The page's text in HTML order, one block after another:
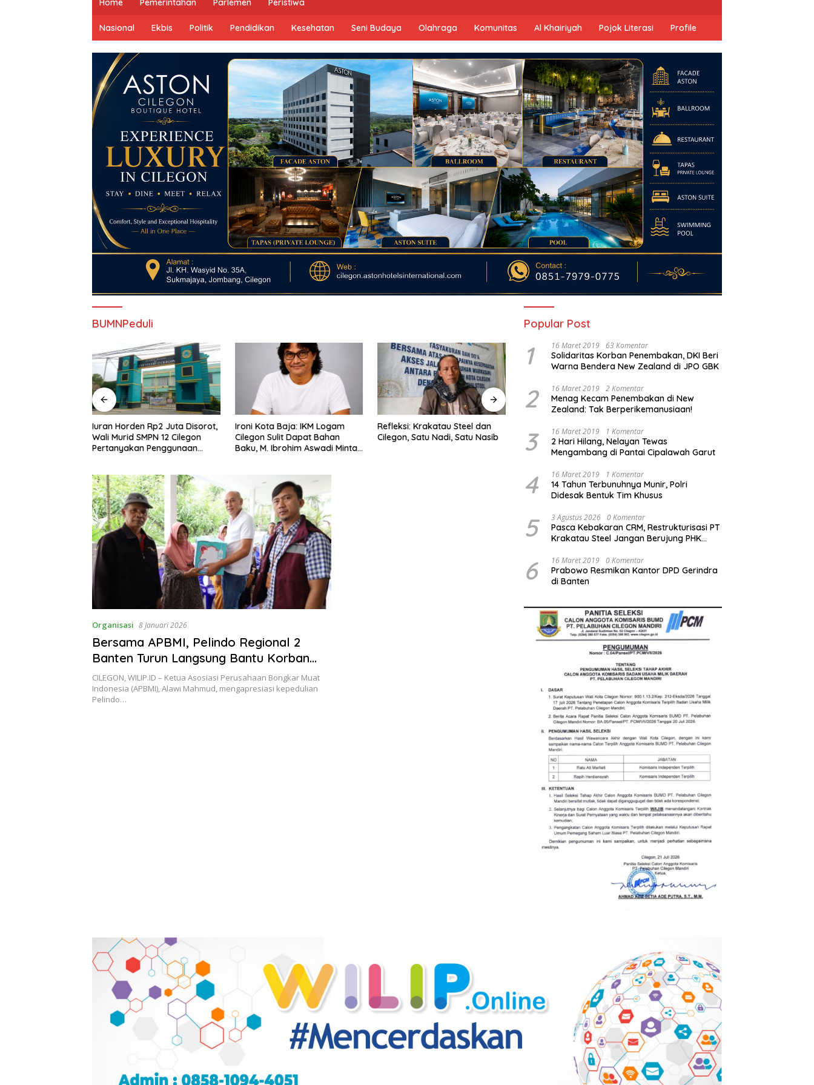
Home Pemerintahan Parlemen Peristiwa
Nasional Ekbis Politik Pendidikan Kesehatan Seni Budaya Olahraga Komunitas Al Khairiyah Pojok Literasi Profile
BUMNPeduli
Iuran Horden Rp2 Juta Disorot,
Wali Murid SMPN 12 Cilegon
Pertanyakan Penggunaan
Ironi Kota Baja: IKM Logam
Cilegon Sulit Dapat Bahan
Baku, M. Ibrohim Aswadi Minta
Refleksi: Krakatau Steel dan
Cilegon, Satu Nadi, Satu Nasib
Robohnya Rumah Mang Sub
Papak, Warga Doakan
Pahlawan Sekaligus Galang
Dana Perluasan Makam
Organisasi 8 Januari 2026
Bersama APBMI, Pelindo Regional 2
Banten Turun Langsung Bantu Korban
Banjir
CILEGON, WILIP.ID – Ketua Asosiasi Perusahaan Bongkar Muat
Indonesia (APBMI), Alawi Mahmud, mengapresiasi kepedulian
Pelindo…
Popular Post
1 16 Maret 2019 63 Komentar
Solidaritas Korban Penembakan, DKI Beri
Warna Bendera New Zealand di JPO GBK
2 16 Maret 2019 2 Komentar
Menag Kecam Penembakan di New
Zealand: Tak Berperikemanusiaan!
3 16 Maret 2019 1 Komentar
2 Hari Hilang, Nelayan Tewas
Mengambang di Pantai Cipalawah Garut
4 16 Maret 2019 1 Komentar
14 Tahun Terbunuhnya Munir, Polri
Didesak Bentuk Tim Khusus
5 3 Agustus 2026 0 Komentar
Pasca Kebakaran CRM, Restrukturisasi PT
Krakatau Steel Jangan Berujung PHK
6 16 Maret 2019 0 Komentar
Prabowo Resmikan Kantor DPD Gerindra
di Banten